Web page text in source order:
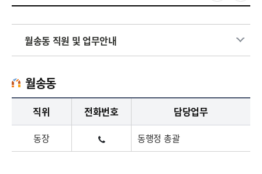
월송동 직원 및 업무안내
월송동
월송동업무담당자의 정보로 직급, 전화번호, 담당업무를 안내하고 있습니다
직위 전화번호 담당업무
동장 동행정 총괄